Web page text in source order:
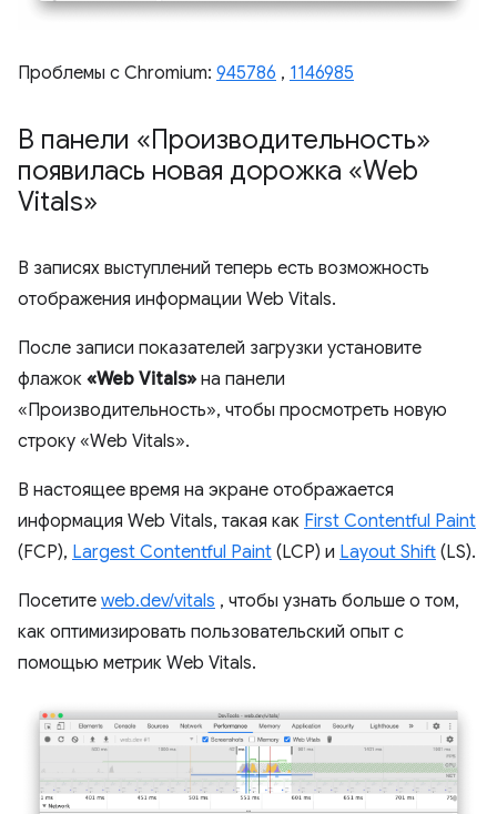
Проблемы с Chromium: 945786 , 1146985
В панели «Производительность»
появилась новая дорожка «Web
Vitals»
В записях выступлений теперь есть возможность
отображения информации Web Vitals.
После записи показателей загрузки установите
флажок «Web Vitals» на панели
«Производительность», чтобы просмотреть новую
строку «Web Vitals».
В настоящее время на экране отображается
информация Web Vitals, такая как First Contentful Paint
(FCP), Largest Contentful Paint (LCP) и Layout Shift (LS).
Посетите web.dev/vitals , чтобы узнать больше о том,
как оптимизировать пользовательский опыт с
помощью метрик Web Vitals.